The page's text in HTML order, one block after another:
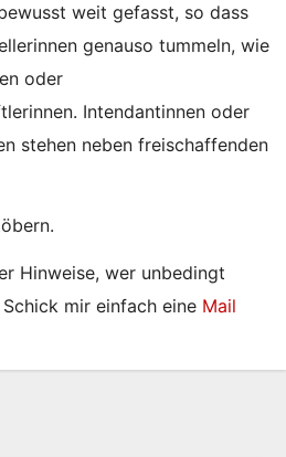
weit gefasst, so dass
genauso tummeln, wie
oder
Intendantinnen oder
stehen neben freischaffenden
Hinweise, wer unbedingt
mir einfach eine Mail